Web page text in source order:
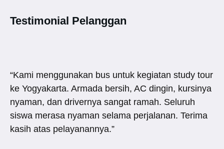
Testimonial Pelanggan
“Kami menggunakan bus untuk kegiatan study tour
ke Yogyakarta. Armada bersih, AC dingin, kursinya
nyaman, dan drivernya sangat ramah. Seluruh
siswa merasa nyaman selama perjalanan. Terima
kasih atas pelayanannya.”